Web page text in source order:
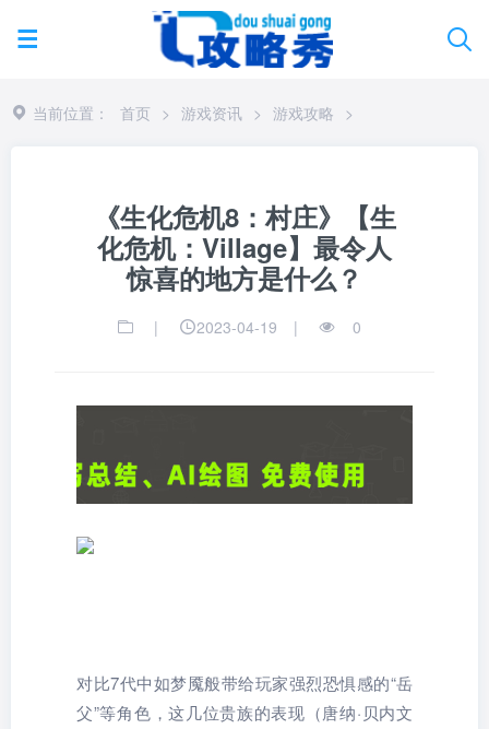
当前位置： 首页 > 游戏资讯 > 游戏攻略 >
《生化危机8：村庄》【生
化危机：Village】最令人
惊喜的地方是什么？
| 2023-04-19 | 0
对比7代中如梦魇般带给玩家强烈恐惧感的“岳
父”等角色，这几位贵族的表现（唐纳·贝内文